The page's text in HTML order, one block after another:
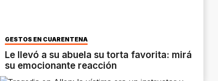
GESTOS EN CUARENTENA
Le llevó a su abuela su torta favorita: mirá
su emocionante reacción